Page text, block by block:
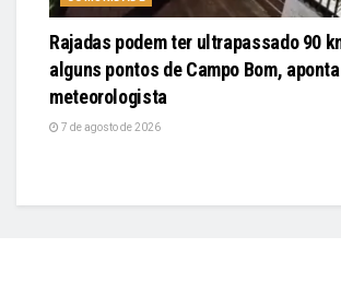
Rajadas podem ter ultrapassado 90
alguns pontos de Campo Bom, aponta
meteorologista
7 de agosto de 2026